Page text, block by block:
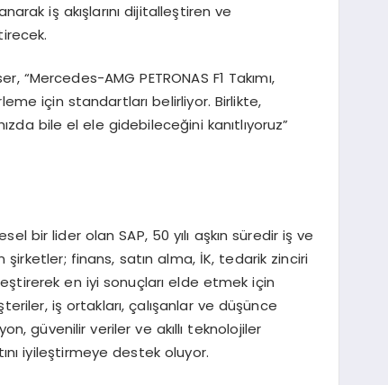
iş akışlarını dijitalleştiren ve
AMG PETRONAS F1 Takımı,
için standartları belirliyor. Birlikte,
bile el ele gidebileceğini kanıtlıyoruz”
bir lider olan SAP, 50 yılı aşkın süredir iş ve
şirketler; finans, satın alma, İK, tedarik zinciri
en iyi sonuçları elde etmek için
iş ortakları, çalışanlar ve düşünce
güvenilir veriler ve akıllı teknolojiler
iyileştirmeye destek oluyor.